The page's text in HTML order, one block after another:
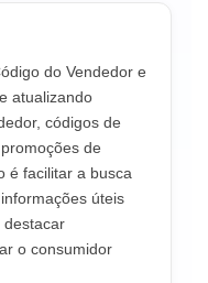
do Vendedor e
atualizando
códigos de
de
é facilitar a busca
úteis
destacar
o consumidor